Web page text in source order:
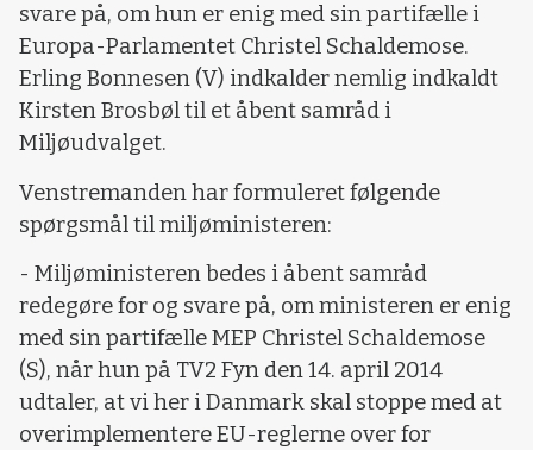
svare på, om hun er enig med sin partifælle i
Europa-Parlamentet Christel Schaldemose.
Erling Bonnesen (V) indkalder nemlig indkaldt
Kirsten Brosbøl til et åbent samråd i
Miljøudvalget.
Venstremanden har formuleret følgende
spørgsmål til miljøministeren:
- Miljøministeren bedes i åbent samråd
redegøre for og svare på, om ministeren er enig
med sin partifælle MEP Christel Schaldemose
(S), når hun på TV2 Fyn den 14. april 2014
udtaler, at vi her i Danmark skal stoppe med at
overimplementere EU-reglerne over for